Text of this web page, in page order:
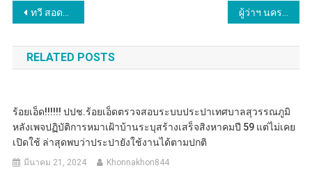
แนะแนว
เรื่อง
ทวี สอดส่อง” ระบุ ในการประชุมพรรคประชาชาติ ชู 6 ปีกับการรวมตัว เติบโต ทำงานการเมืองบน
RELATED POSTS
ร้อยเอ็ด!!!!!! ปปช.ร้อยเอ็ดตรวจสอบระบบประปาเทศบาลสุวรรณภูมิ
หลังเพจปฏิบัติการหมาเฝ้าบ้านระบุสร้างเสร็จสิงหาคมปี 59 แต่ไม่เคย
เปิดใช้ ล่าสุดพบว่าประปายังใช้งานได้ตามปกติ
มีนาคม 21, 2024 Khonnakhon844